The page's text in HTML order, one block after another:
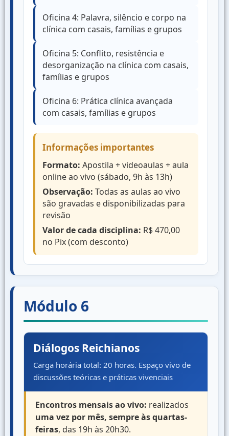
Oficina 4: Palavra, silêncio e corpo na
clínica com casais, famílias e grupos
Oficina 5: Conflito, resistência e
desorganização na clínica com casais,
famílias e grupos
Oficina 6: Prática clínica avançada
com casais, famílias e grupos
Informações importantes
Formato: Apostila + videoaulas + aula
online ao vivo (sábado, 9h às 13h)
Observação: Todas as aulas ao vivo
são gravadas e disponibilizadas para
revisão
Valor de cada disciplina: R$ 470,00
no Pix (com desconto)
Módulo 6
Diálogos Reichianos
Carga horária total: 20 horas. Espaço vivo de
discussões teóricas e práticas vivenciais
Encontros mensais ao vivo: realizados
uma vez por mês, sempre às quartas-
feiras, das 19h às 20h30.